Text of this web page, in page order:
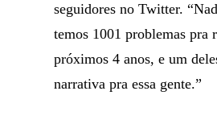
seguidores no Twitter.
temos 1001 problemas pra
próximos 4 anos, e um
narrativa pra essa gente.”